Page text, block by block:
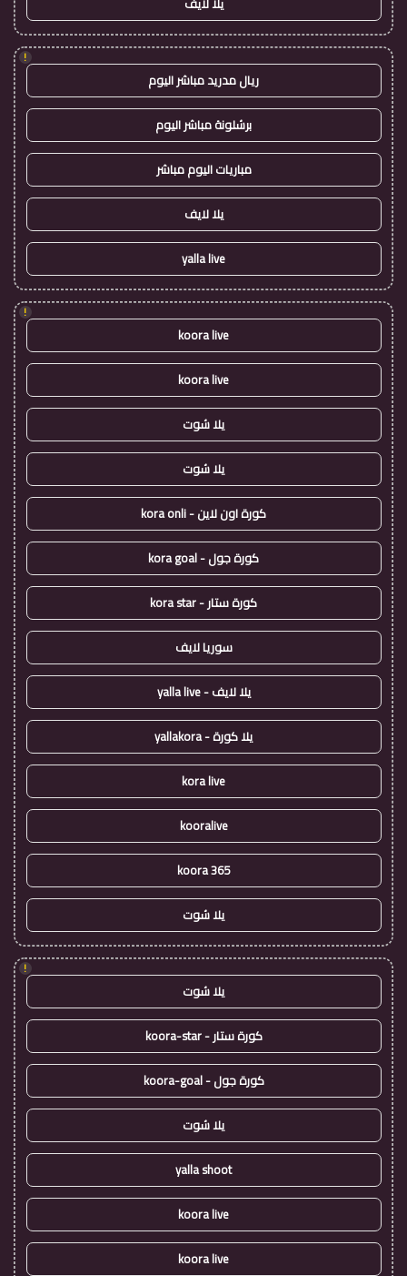
!
ريال مدريد مباشر اليوم
برشلونة مباشر اليوم
مباريات اليوم مباشر
يلا لايف
yalla live
!
koora live
koora live
يلا شوت
يلا شوت
كورة اون لاين - kora onli
كورة جول - kora goal
كورة ستار - kora star
سوريا لايف
يلا لايف - yalla live
يلا كورة - yallakora
kora live
kooralive
koora 365
يلا شوت
!
يلا شوت
كورة ستار - koora-star
كورة جول - koora-goal
يلا شوت
yalla shoot
koora live
koora live